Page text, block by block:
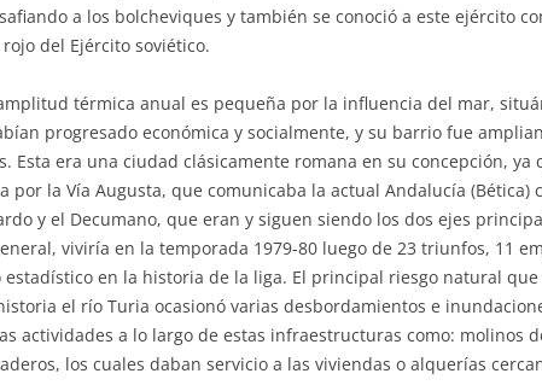
a los bolcheviques y también se conoció a este ejército
del Ejército soviético.
térmica anual es pequeña por la influencia del mar,
progresado económica y socialmente, y su barrio fue
Esta era una ciudad clásicamente romana en su concepción,
por la Vía Augusta, que comunicaba la actual Andalucía
y el Decumano, que eran y siguen siendo los dos ejes
viviría en la temporada 1979-80 luego de 23 triunfos, 11
en la historia de la liga. El principal riesgo natural
el río Turia ocasionó varias desbordamientos e
actividades a lo largo de estas infraestructuras como: molinos
los cuales daban servicio a las viviendas o alquerías